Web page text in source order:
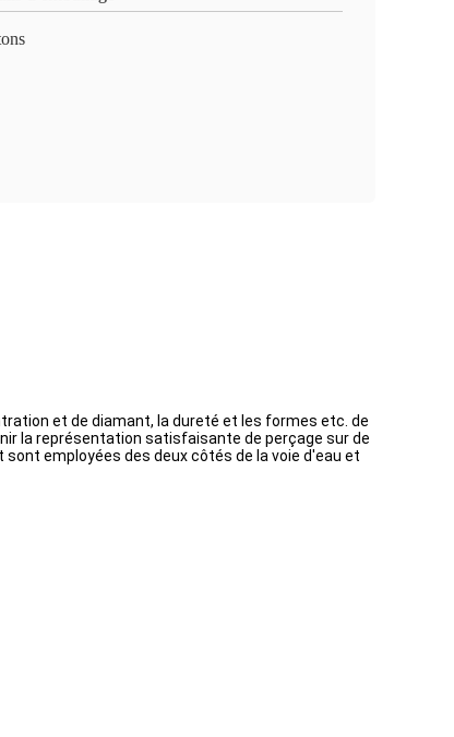
et de diamant, la dureté et les formes etc. de
la représentation satisfaisante de perçage sur de
employées des deux côtés de la voie d'eau et